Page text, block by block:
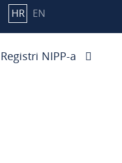
HR EN
Registri NIPP-a